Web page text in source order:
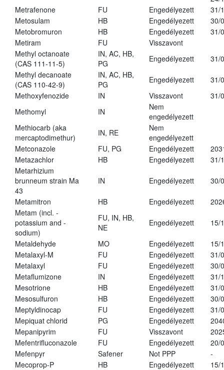
Metrafenone
FU Engedélyezett
31/
Metosulam
HB Engedélyezett
30/
Metobromuron
HB Engedélyezett
31/
Metiram
FU
Visszavont
Methyl octanoate
(CAS 111-11-5)
IN, AC, HB,
PG
Engedélyezett
31/
Methyl decanoate
(CAS 110-42-9)
IN, AC, HB,
PG
Engedélyezett
31/
Methoxyfenozide
IN Visszavont
31/
Methomyl
IN
Nem
engedélyezett
Methiocarb (aka
mercaptodimethur)
IN, RE
Nem
engedélyezett
Metconazole
FU, PG Engedélyezett
Metazachlor
HB Engedélyezett
31/
Metarhizium
brunneum strain Ma
43
IN Engedélyezett 30/
Metamitron HB Engedélyezett
Metam (incl. -
potassium and -
sodium)
FU, IN, HB,
NE
Engedélyezett 15/
Metaldehyde MO Engedélyezett
15/
Metalaxyl-M
FU Engedélyezett
31/
Metalaxyl
FU Engedélyezett
30/
Metaflumizone
IN Engedélyezett
31/
Mesotrione
HB Engedélyezett
31/
Mesosulfuron
HB Engedélyezett
30/
Meptyldinocap
FU Engedélyezett
31/
Mepiquat chlorid
PG Engedélyezett
Mepanipyrim
FU Visszavont
Mefentrifluconazole
FU Engedélyezett
20/
Mefenpyr
Safener Not PPP
-
Mecoprop-P
HB Engedélyezett
15/